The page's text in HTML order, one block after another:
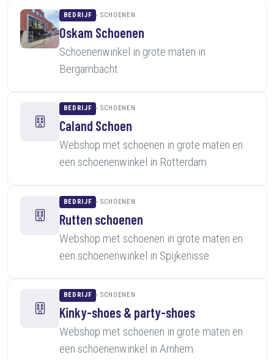
BEDRIJF SCHOENEN
Oskam Schoenen
Schoenenwinkel in grote maten in
Bergambacht
BEDRIJF SCHOENEN
Caland Schoen
Webshop met schoenen in grote maten en
een schoenenwinkel in Rotterdam
BEDRIJF SCHOENEN
Rutten schoenen
Webshop met schoenen in grote maten en
een schoenenwinkel in Spijkenisse
BEDRIJF SCHOENEN
Kinky-shoes & party-shoes
Webshop met schoenen in grote maten en
een schoenenwinkel in Arnhem